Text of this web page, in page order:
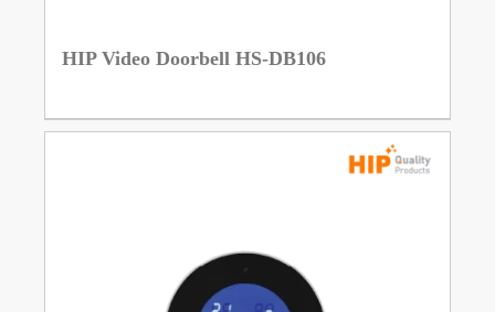
HIP Video Doorbell HS-DB106